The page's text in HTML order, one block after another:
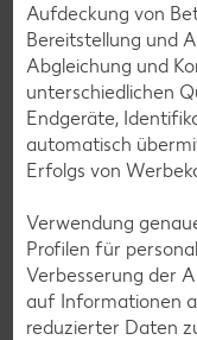
Produkte
Entdecke unsere
erstklassige Qualität
Verhältnis
Zu den
Aufdeckung von
Bereitstellung und
Abgleichung und
unterschiedlichen
Endgeräte,
automatisch
Erfolgs von
Verwendung
Profilen für
Verbesserung der
auf Informationen
reduzierter Daten